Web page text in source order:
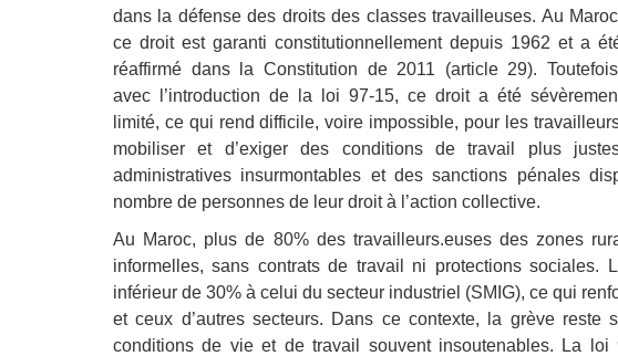
Nigeria
Palestine
Pérou
Syrie
Turquie
dans la défense des droits des classes travailleuses. Au
ce droit est garanti constitutionnellement depuis 1962 et a
réaffirmé dans la Constitution de 2011 (article 29).
avec l’introduction de la loi 97-15, ce droit a été
limité, ce qui rend difficile, voire impossible, pour les
mobiliser et d’exiger des conditions de travail plus
administratives insurmontables et des sanctions pénales
nombre de personnes de leur droit à l’action collective.
Au Maroc, plus de 80% des travailleurs.euses des zones
informelles, sans contrats de travail ni protections sociales.
inférieur de 30% à celui du secteur industriel (SMIG), ce qui
et ceux d’autres secteurs. Dans ce contexte, la grève
conditions de vie et de travail souvent insoutenables. La loi